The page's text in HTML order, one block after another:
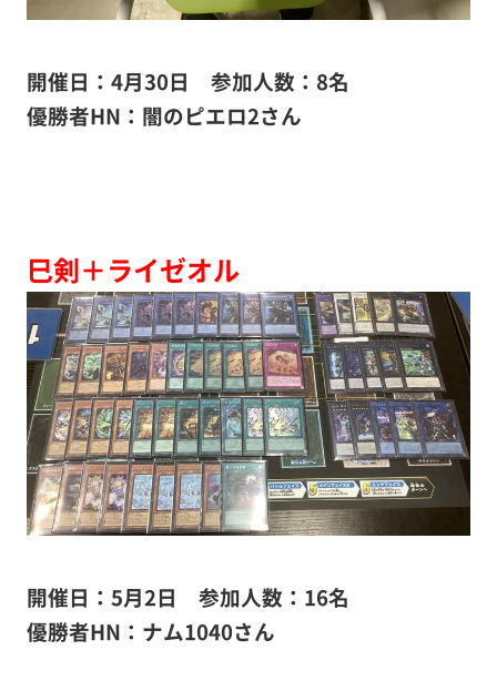
開催日：4月30日 参加人数：8名
優勝者HN：闇のピエロ2さん
巳剣＋ライゼオル
開催日：5月2日 参加人数：16名
優勝者HN：ナム1040さん